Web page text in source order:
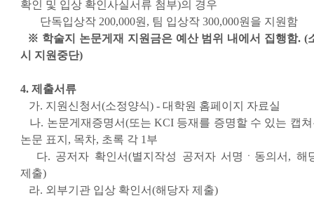
확인 및 입상 확인사실서류 첨부)의 경우
단독입상작 200,000원, 팀 입상작 300,000원을 지원함
※ 학술지 논문게재 지원금은 예산 범위 내에서 집행함. (
시 지원중단)
4. 제출서류
가. 지원신청서(소정양식) - 대학원 홈페이지 자료실
나. 논문게재증명서(또는 KCI 등재를 증명할 수 있는 캡쳐
논문 표지, 목차, 초록 각 1부
다. 공저자 확인서(별지작성 공저자 서명ㆍ동의서, 해
제출)
라. 외부기관 입상 확인서(해당자 제출)